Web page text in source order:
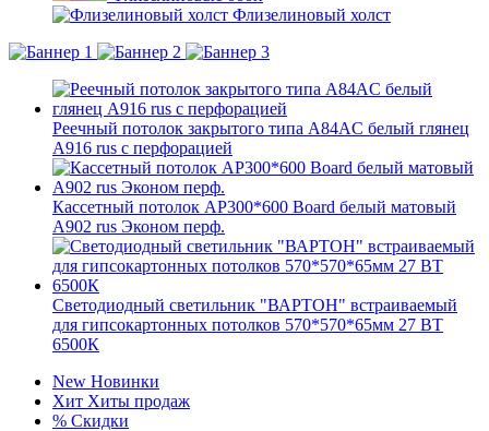
Флизелиновый холст
Реечный потолок закрытого типа A84AC белый глянец
А916 rus с перфорацией
Кассетный потолок AP300*600 Board белый матовый
А902 rus Эконом перф.
Светодиодный светильник "ВАРТОН" встраиваемый
для гипсокартонных потолков 570*570*65мм 27 ВТ
6500К
New Новинки
Хит Хиты продаж
% Скидки